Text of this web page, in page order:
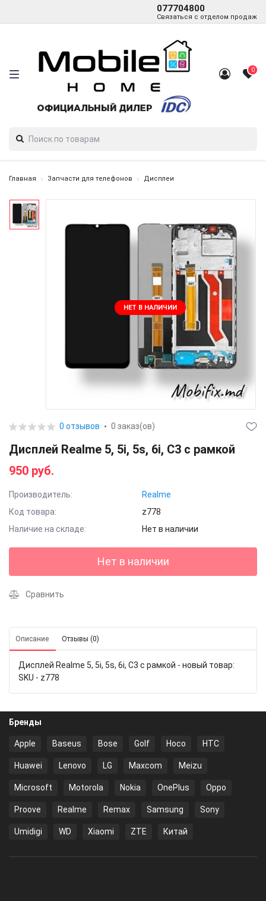
077704800
Связаться с отделом продаж
0
Главная Запчасти для телефонов Дисплеи
НЕТ В НАЛИЧИИ
0 отзывов 0 заказ(ов)
Дисплей Realme 5, 5i, 5s, 6i, C3 с рамкой
950 руб.
Производитель:
Realme
Код товара:
z778
Наличие на складе:
Нет в наличии
Нет в наличии
Сравнить
Описание Отзывы (0)
Дисплей Realme 5, 5i, 5s, 6i, C3 с рамкой - новый товар:
SKU - z778
Бренды
Apple Baseus Bose Golf Hoco HTC
Huawei Lenovo LG Maxcom Meizu
Microsoft Motorola Nokia OnePlus Oppo
Proove Realme Remax Samsung Sony
Umidigi WD Xiaomi ZTE Китай